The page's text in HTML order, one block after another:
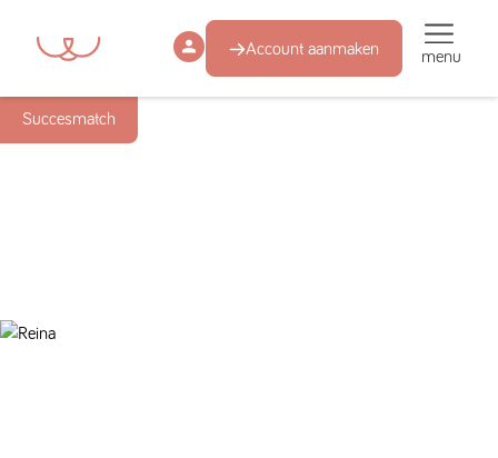
Account aanmaken menu
Succesmatch